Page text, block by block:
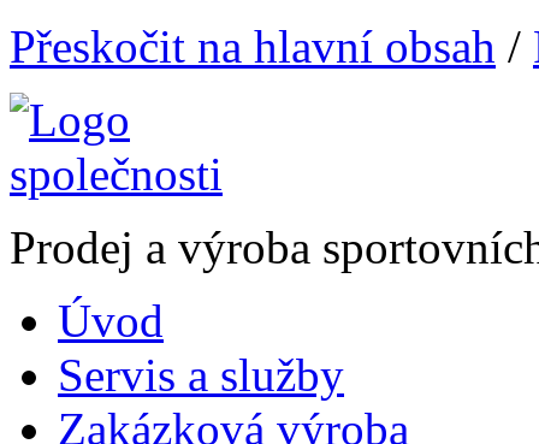
Přeskočit na hlavní obsah /
Prodej a výroba
Úvod
Servis a služby
Zakázková výroba